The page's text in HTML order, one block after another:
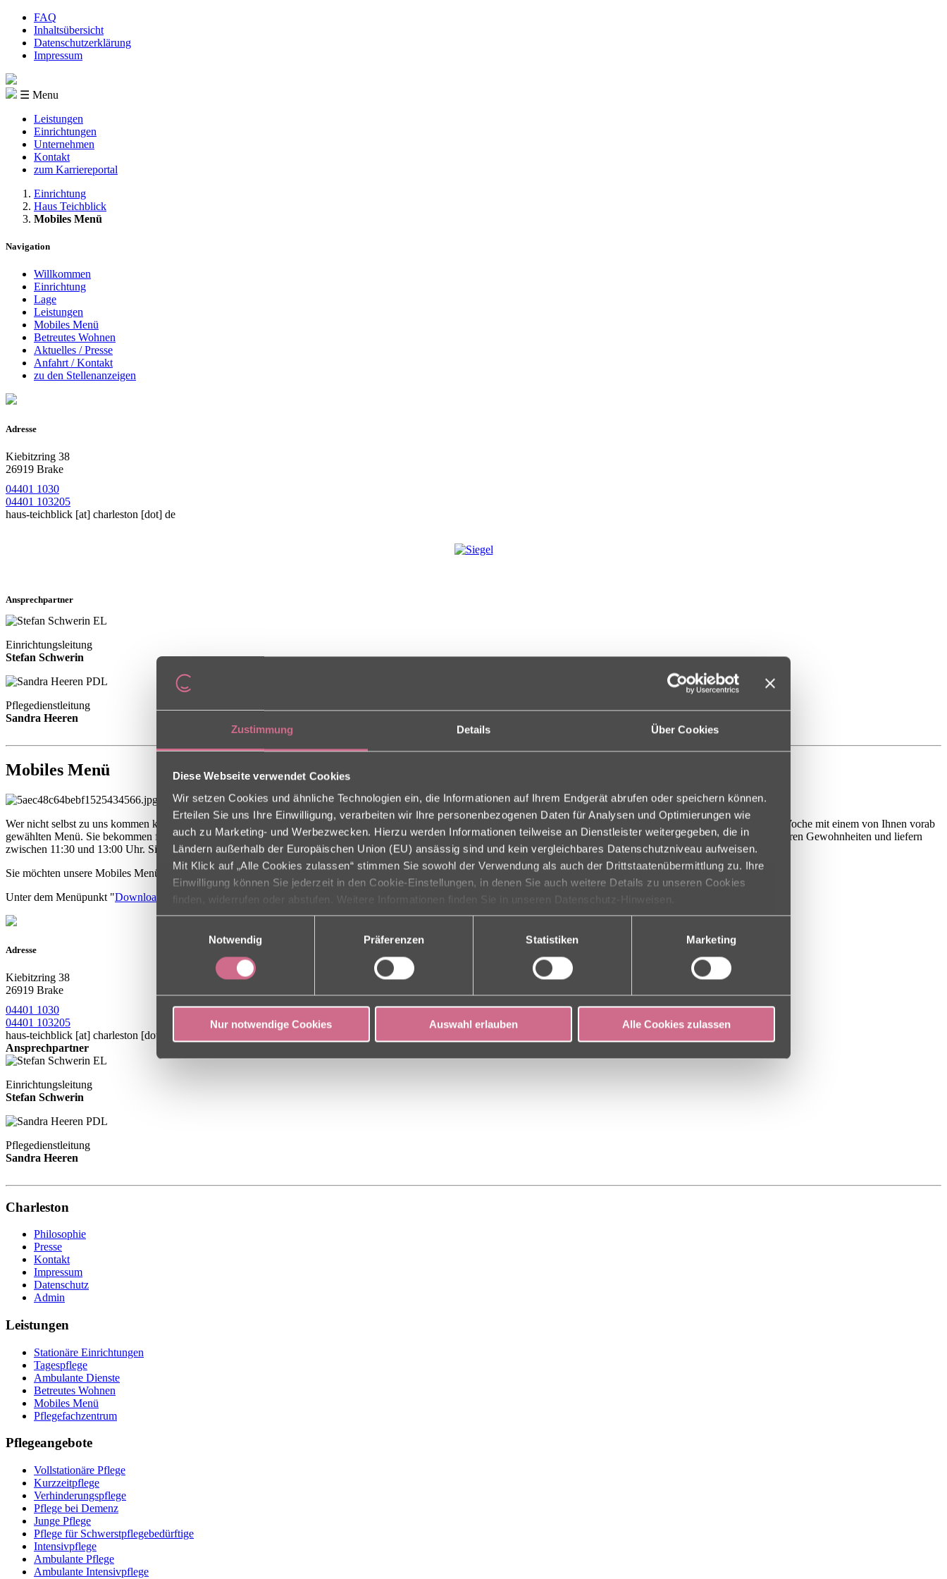
Zustimmung Details Über Cookies
Diese Webseite verwendet Cookies
Wir setzen Cookies und ähnliche Technologien ein, die Informationen auf Ihrem Endgerät abrufen oder speichern können.
Erteilen Sie uns Ihre Einwilligung, verarbeiten wir Ihre personenbezogenen Daten für Analysen und Optimierungen wie
auch zu Marketing- und Werbezwecken. Hierzu werden Informationen teilweise an Dienstleister weitergegeben, die in
Ländern außerhalb der Europäischen Union (EU) ansässig sind und kein vergleichbares Datenschutzniveau aufweisen.
Mit Klick auf „Alle Cookies zulassen“ stimmen Sie sowohl der Verwendung als auch der Drittstaatenübermittlung zu. Ihre
Einwilligung können Sie jederzeit in den Cookie-Einstellungen, in denen Sie auch weitere Details zu unseren Cookies
finden, widerrufen oder abstufen. Weitere Informationen finden Sie in unseren Datenschutz-Hinweisen.
Notwendig
Präferenzen Statistiken Marketing
Nur notwendige Cookies Auswahl erlauben Alle Cookies zulassen
FAQ
Inhaltsübersicht
Datenschutzerklärung
Impressum
☰ Menu
Leistungen
Einrichtungen
Unternehmen
Kontakt
zum Karriereportal
Einrichtung
Haus Teichblick
Mobiles Menü
Navigation
Willkommen
Einrichtung
Lage
Leistungen
Mobiles Menü
Betreutes Wohnen
Aktuelles / Presse
Anfahrt / Kontakt
zu den Stellenanzeigen
Adresse
Kiebitzring 38
26919 Brake
04401 1030
04401 103205
haus-teichblick [at] charleston [dot] de
Ansprechpartner
Einrichtungsleitung
Stefan Schwerin
Pflegedienstleitung
Sandra Heeren
Mobiles Menü
Wer nicht selbst zu uns kommen kann oder möchte, kann sich das Essen auf Rädern auch gerne zu sich nach Hause bestellen. Unser Mobil Menü beliefert Sie sieben Tage die Woche mit einem von Ihnen vorab
gewählten Menü. Sie bekommen frisch gekochtes, heißes Essen – verzehr fertig auf schönem Porzellangeschirr. Wir richten uns bei den Essenszeiten so gut wie möglich nach Ihren Gewohnheiten und liefern
zwischen 11:30 und 13:00 Uhr. Sie wählen täglich zwischen zwei verschiedenen 3-Gänge-Menüs.
Sie möchten unsere Mobiles Menü vorher testen? Dann bringen wir Ihnen vorab gerne ein Probemenü!
Unter dem Menüpunkt "Download " erhalten Sie unverbindlich einen Wochenspeiseplan aus dem Sie wählen können.
Adresse
Kiebitzring 38
26919 Brake
04401 1030
04401 103205
haus-teichblick [at] charleston [dot] de
Ansprechpartner
Einrichtungsleitung
Stefan Schwerin
Pflegedienstleitung
Sandra Heeren
Charleston
Philosophie
Presse
Kontakt
Impressum
Datenschutz
Admin
Leistungen
Stationäre Einrichtungen
Tagespflege
Ambulante Dienste
Betreutes Wohnen
Mobiles Menü
Pflegefachzentrum
Pflegeangebote
Vollstationäre Pflege
Kurzzeitpflege
Verhinderungspflege
Pflege bei Demenz
Junge Pflege
Pflege für Schwerstpflegebedürftige
Intensivpflege
Ambulante Pflege
Ambulante Intensivpflege